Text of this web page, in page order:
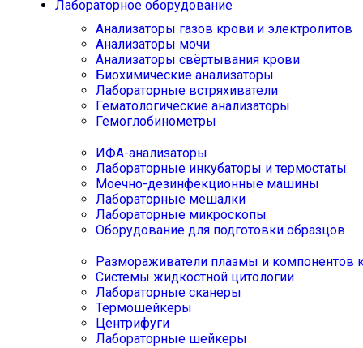
Лабораторное оборудование
Анализаторы газов крови и электролитов
Анализаторы мочи
Анализаторы свёртывания крови
Биохимические анализаторы
Лабораторные встряхиватели
Гематологические анализаторы
Гемоглобинометры
ИФА-анализаторы
Лабораторные инкубаторы и термостаты
Моечно-дезинфекционные машины
Лабораторные мешалки
Лабораторные микроскопы
Оборудование для подготовки образцов
Размораживатели плазмы и компонентов
Системы жидкостной цитологии
Лабораторные сканеры
Термошейкеры
Центрифуги
Лабораторные шейкеры